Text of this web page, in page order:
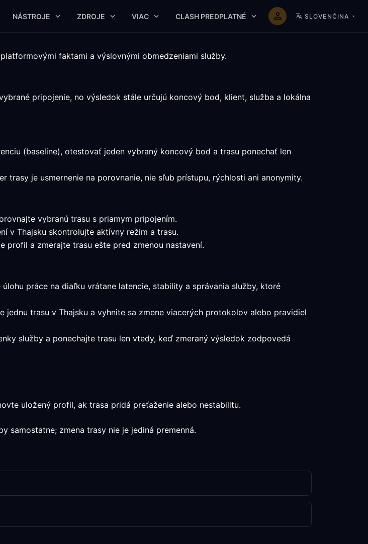
NÁSTROJE ZDROJE VIAC CLASH PREDPLATNÉ SLOVENČINA
faktami a výslovnými obmedzeniami služby.
pripojenie, no výsledok stále určujú koncový bod, klient, služba a lokálna
(baseline), otestovať jeden vybraný koncový bod a trasu ponechať len
trasy je usmernenie na porovnanie, nie sľub prístupu, rýchlosti ani anonymity.
vybranú trasu s priamym pripojením.
v Thajsku skontrolujte aktívny režim a trasu.
profil a zmerajte trasu ešte pred zmenou nastavení.
práce na diaľku vrátane latencie, stability a správania služby, ktoré
jednu trasu v Thajsku a vyhnite sa zmene viacerých protokolov alebo pravidiel
služby a ponechajte trasu len vtedy, keď zmeraný výsledok zodpovedá
uložený profil, ak trasa pridá preťaženie alebo nestabilitu.
samostatne; zmena trasy nie je jediná premenná.